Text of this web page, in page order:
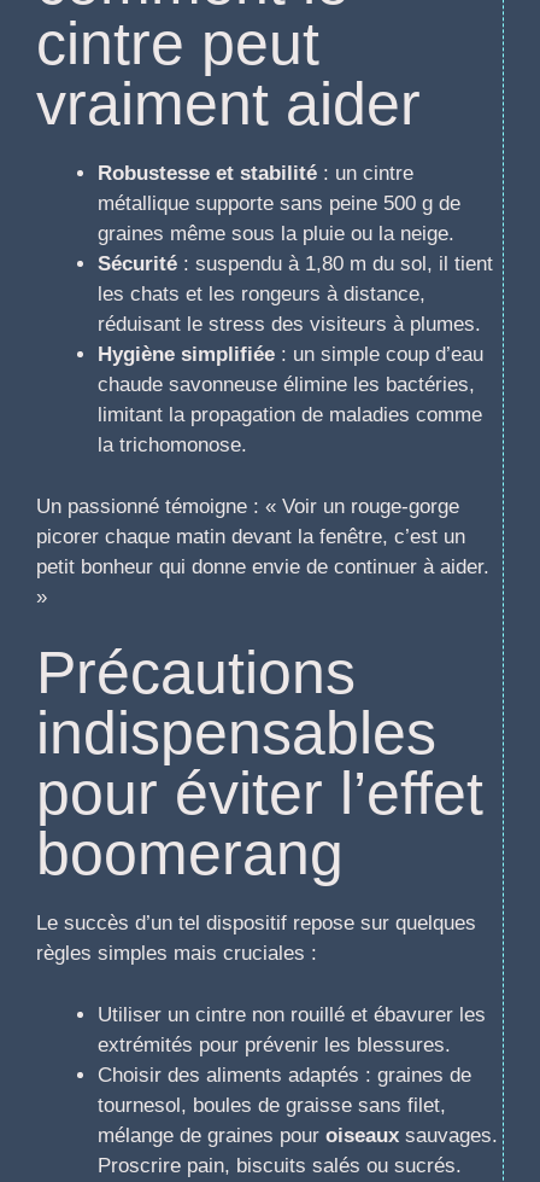
cintre peut
vraiment aider
Robustesse et stabilité : un cintre
métallique supporte sans peine 500 g de
graines même sous la pluie ou la neige.
Sécurité : suspendu à 1,80 m du sol, il tient
les chats et les rongeurs à distance,
réduisant le stress des visiteurs à plumes.
Hygiène simplifiée : un simple coup d’eau
chaude savonneuse élimine les bactéries,
limitant la propagation de maladies comme
la trichomonose.
Un passionné témoigne : « Voir un rouge-gorge
picorer chaque matin devant la fenêtre, c’est un
petit bonheur qui donne envie de continuer à aider.
»
Précautions
indispensables
pour éviter l’effet
boomerang
Le succès d’un tel dispositif repose sur quelques
règles simples mais cruciales :
Utiliser un cintre non rouillé et ébavurer les
extrémités pour prévenir les blessures.
Choisir des aliments adaptés : graines de
tournesol, boules de graisse sans filet,
mélange de graines pour oiseaux sauvages.
Proscrire pain, biscuits salés ou sucrés.